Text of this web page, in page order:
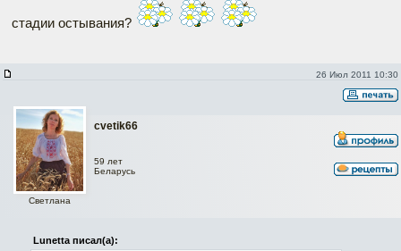
стадии остывания?
26 Июл 2011 10:30
cvetik66
Светлана
59 лет
Беларусь
Lunetta писал(а):